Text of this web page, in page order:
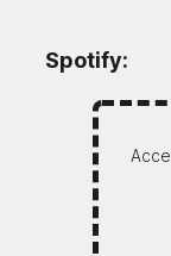
Spotify: